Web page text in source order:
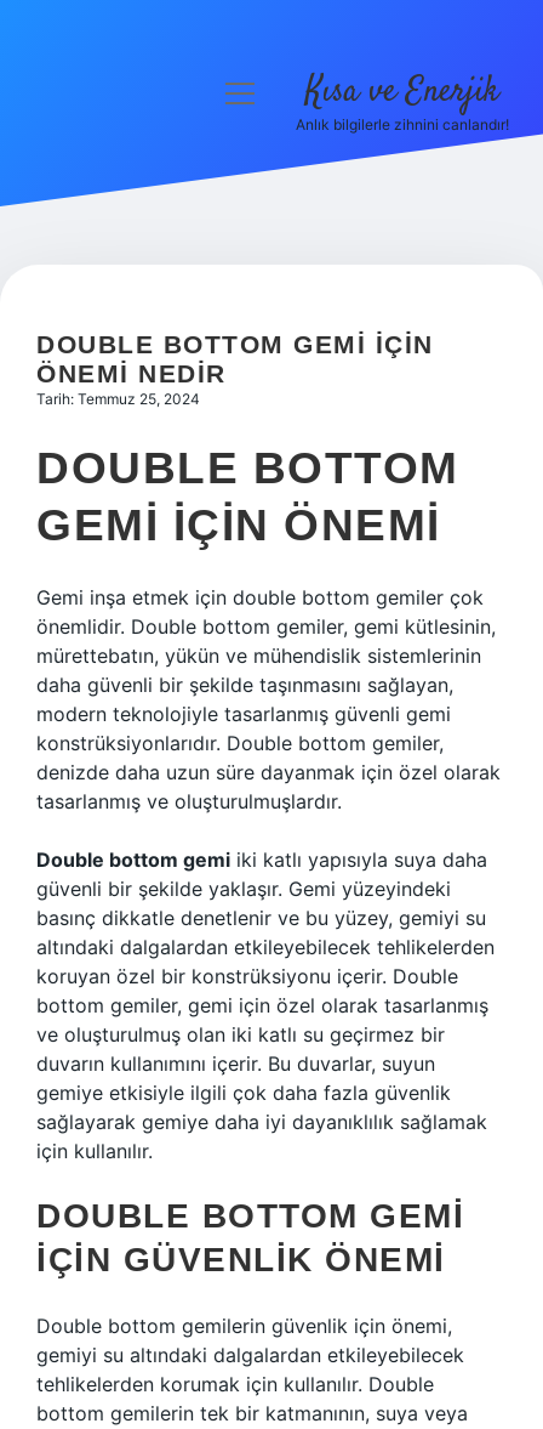
Hakkımızda
menüyü
Kısa ve Enerjik
Anlık bilgilerle zihnini canlandır!
DOUBLE BOTTOM GEMI IÇIN
ÖNEMI NEDIR
Tarih: Temmuz 25, 2024
DOUBLE BOTTOM
GEMI İÇIN ÖNEMI
Gemi inşa etmek için double bottom gemiler çok
önemlidir. Double bottom gemiler, gemi kütlesinin,
mürettebatın, yükün ve mühendislik sistemlerinin
daha güvenli bir şekilde taşınmasını sağlayan,
modern teknolojiyle tasarlanmış güvenli gemi
konstrüksiyonlarıdır. Double bottom gemiler,
denizde daha uzun süre dayanmak için özel olarak
tasarlanmış ve oluşturulmuşlardır.
Double bottom gemi iki katlı yapısıyla suya daha
güvenli bir şekilde yaklaşır. Gemi yüzeyindeki
basınç dikkatle denetlenir ve bu yüzey, gemiyi su
altındaki dalgalardan etkileyebilecek tehlikelerden
koruyan özel bir konstrüksiyonu içerir. Double
bottom gemiler, gemi için özel olarak tasarlanmış
ve oluşturulmuş olan iki katlı su geçirmez bir
duvarın kullanımını içerir. Bu duvarlar, suyun
gemiye etkisiyle ilgili çok daha fazla güvenlik
sağlayarak gemiye daha iyi dayanıklılık sağlamak
için kullanılır.
DOUBLE BOTTOM GEMI
İÇIN GÜVENLIK ÖNEMI
Double bottom gemilerin güvenlik için önemi,
gemiyi su altındaki dalgalardan etkileyebilecek
tehlikelerden korumak için kullanılır. Double
bottom gemilerin tek bir katmanının, suya veya